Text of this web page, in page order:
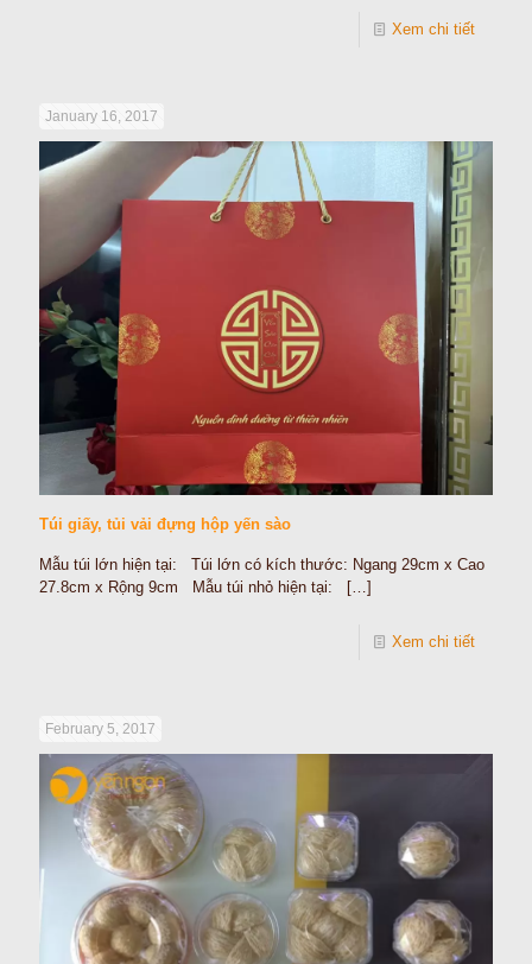
Xem chi tiết
January 16, 2017
Túi giấy, tủi vải đựng hộp yến sào
Mẫu túi lớn hiện tại: Túi lớn có kích thước: Ngang 29cm x Cao
27.8cm x Rộng 9cm Mẫu túi nhỏ hiện tại:
[…]
Xem chi tiết
February 5, 2017